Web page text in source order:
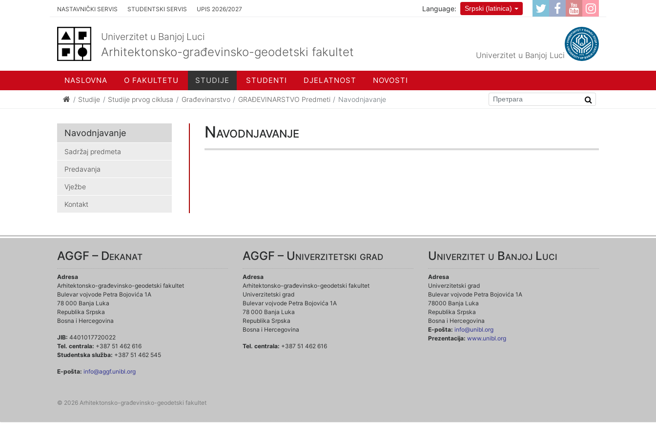
NASTAVNIČKI SERVIS STUDENTSKI SERVIS UPIS 2026/2027 Language: Srpski (latinica)
Univerzitet u Banjoj Luci
Arhitektonsko-građevinsko-geodetski fakultet Univerzitet u Banjoj Luci
NASLOVNA O FAKULTETU STUDIJE STUDENTI DJELATNOST NOVOSTI
Studije Studije prvog ciklusa Građevinarstvo GRAĐEVINARSTVO Predmeti Navodnjavanje
Navodnjavanje
Sadržaj predmeta
Predavanja
Vježbe
Kontakt
Navodnjavanje
AGGF – Dekanat
Adresa
Arhitektonsko-građevinsko-geodetski fakultet
Bulevar vojvode Petra Bojovića 1A
78 000 Banja Luka
Republika Srpska
Bosna i Hercegovina
JIB: 4401017720022
Tel. centrala: +387 51 462 616
Studentska služba: +387 51 462 545
E-pošta: info@aggf.unibl.org
AGGF – Univerzitetski grad
Adresa
Arhitektonsko-građevinsko-geodetski fakultet
Univerzitetski grad
Bulevar vojvode Petra Bojovića 1A
78 000 Banja Luka
Republika Srpska
Bosna i Hercegovina
Tel. centrala: +387 51 462 616
Univerzitet u Banjoj Luci
Adresa
Univerzitetski grad
Bulevar vojvode Petra Bojovića 1A
78000 Banja Luka
Republika Srpska
Bosna i Hercegovina
E-pošta: info@unibl.org
Prezentacija: www.unibl.org
© 2026 Arhitektonsko-građevinsko-geodetski fakultet